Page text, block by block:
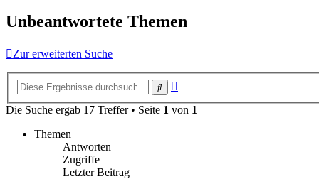
Unbeantwortete Themen
Zur erweiterten Suche
Suche
Die Suche ergab 17 Treffer • Seite 1 von 1
Themen
Antworten
Zugriffe
Letzter Beitrag